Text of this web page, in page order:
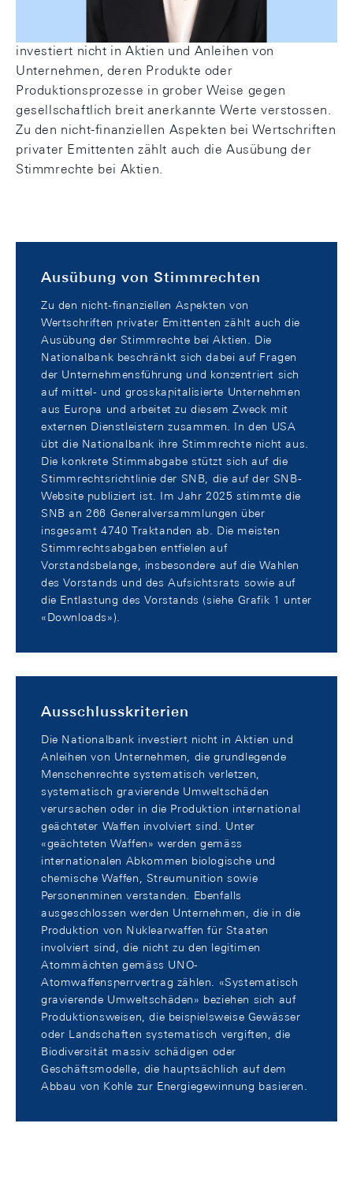
beachtet im Rahmen ihrer Anlagepolitik die
grundlegenden Normen und Werte der Schweiz und
investiert nicht in Aktien und Anleihen von
Unternehmen, deren Produkte oder
Produktionsprozesse in grober Weise gegen
gesellschaftlich breit anerkannte Werte verstossen.
Zu den nicht-finanziellen Aspekten bei Wertschriften
privater Emittenten zählt auch die Ausübung der
Stimmrechte bei Aktien.
Ausübung von Stimmrechten
Zu den nicht-finanziellen Aspekten von
Wertschriften privater Emittenten zählt auch die
Ausübung der Stimmrechte bei Aktien. Die
Nationalbank beschränkt sich dabei auf Fragen
der Unternehmensführung und konzentriert sich
auf mittel- und grosskapitalisierte Unternehmen
aus Europa und arbeitet zu diesem Zweck mit
externen Dienstleistern zusammen. In den USA
übt die Nationalbank ihre Stimmrechte nicht aus.
Die konkrete Stimmabgabe stützt sich auf die
Stimmrechtsrichtlinie der SNB, die auf der SNB-
Website publiziert ist. Im Jahr 2025 stimmte die
SNB an 266 Generalversammlungen über
insgesamt 4740 Traktanden ab. Die meisten
Stimmrechtsabgaben entfielen auf
Vorstandsbelange, insbesondere auf die Wahlen
des Vorstands und des Aufsichtsrats sowie auf
die Entlastung des Vorstands (siehe Grafik 1 unter
«Downloads»).
Ausschlusskriterien
Die Nationalbank investiert nicht in Aktien und
Anleihen von Unternehmen, die grundlegende
Menschenrechte systematisch verletzen,
systematisch gravierende Umweltschäden
verursachen oder in die Produktion international
geächteter Waffen involviert sind. Unter
«geächteten Waffen» werden gemäss
internationalen Abkommen biologische und
chemische Waffen, Streumunition sowie
Personenminen verstanden. Ebenfalls
ausgeschlossen werden Unternehmen, die in die
Produktion von Nuklearwaffen für Staaten
involviert sind, die nicht zu den legitimen
Atommächten gemäss UNO-
Atomwaffensperrvertrag zählen. «Systematisch
gravierende Umweltschäden» beziehen sich auf
Produktionsweisen, die beispielsweise Gewässer
oder Landschaften systematisch vergiften, die
Biodiversität massiv schädigen oder
Geschäftsmodelle, die hauptsächlich auf dem
Abbau von Kohle zur Energiegewinnung basieren.